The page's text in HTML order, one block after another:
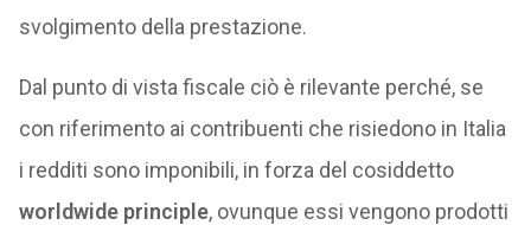
svolgimento della prestazione.
Dal punto di vista fiscale ciò è rilevante perché, se
con riferimento ai contribuenti che risiedono in Italia
i redditi sono imponibili, in forza del cosiddetto
worldwide principle, ovunque essi vengono prodotti